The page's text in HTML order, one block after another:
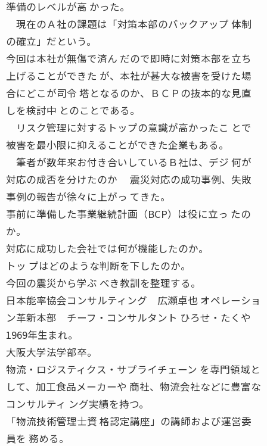
準備のレベルが高 かった。
現在のＡ社の課題は「対策本部のバックアップ 体制
の確立」だという。
今回は本社が無傷で済ん だので即時に対策本部を立ち
上げることができた が、本社が甚大な被害を受けた場
合にどこが司令 塔となるのか、ＢＣＰの抜本的な見直
しを検討中 とのことである。
リスク管理に対するトップの意識が高かったこ とで
被害を最小限に抑えることができた企業もある。
筆者が数年来お付き合いしているＢ社は、デジ 何が
対応の成否を分けたのか 震災対応の成功事例、失敗
事例の報告が徐々に上がっ てきた。
事前に準備した事業継続計画（BCP）は役に立っ たの
か。
対応に成功した会社では何が機能したのか。
トッ プはどのような判断を下したのか。
今回の震災から学ぶ べき教訓を整理する。
日本能率協会コンサルティング 広瀬卓也 オペレーショ
ン革新本部 チーフ・コンサルタント ひろせ・たくや
1969年生まれ。
大阪大学法学部卒。
物流・ロジスティクス・サプライチェーン を専門領域と
して、加工食品メーカーや 商社、物流会社などに豊富な
コンサルティ ング実績を持つ。
「物流技術管理士資 格認定講座」の講師および運営委
員を 務める。